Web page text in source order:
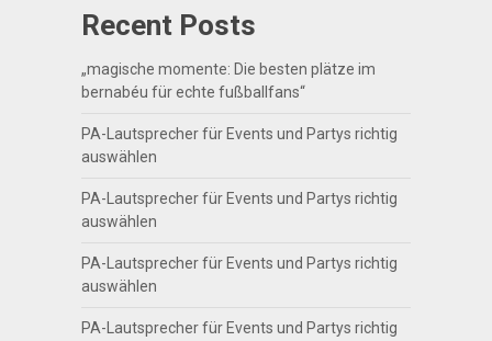
Recent Posts
„magische momente: Die besten plätze im
bernabéu für echte fußballfans“
PA-Lautsprecher für Events und Partys richtig
auswählen
PA-Lautsprecher für Events und Partys richtig
auswählen
PA-Lautsprecher für Events und Partys richtig
auswählen
PA-Lautsprecher für Events und Partys richtig